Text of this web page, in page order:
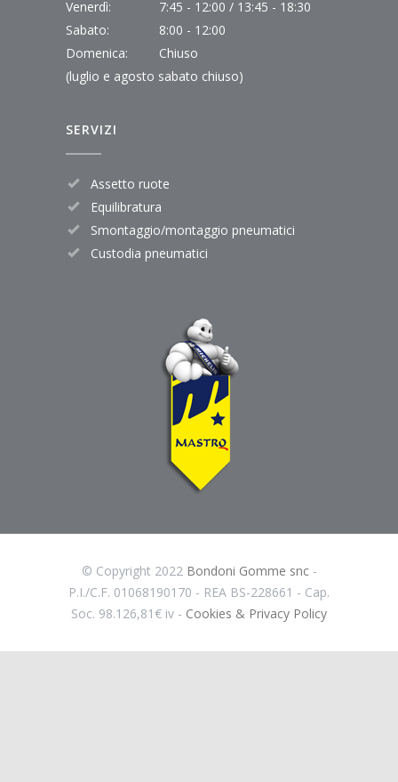
Venerdì:
7:45 - 12:00 / 13:45 - 18:30
Sabato:
8:00 - 12:00
Domenica:
Chiuso
(luglio e agosto sabato chiuso)
SERVIZI
Assetto ruote
Equilibratura
Smontaggio/montaggio pneumatici
Custodia pneumatici
© Copyright 2022 Bondoni Gomme snc-
P.I./C.F. 01068190170 - REA BS-228661 - Cap.
Soc. 98.126,81€ iv - Cookies & Privacy Policy